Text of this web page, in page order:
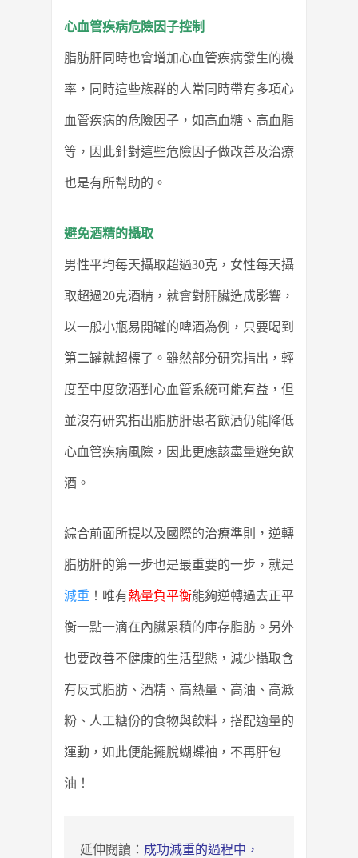
心血管疾病危險因子控制
脂肪肝同時也會增加心血管疾病發生的機
率，同時這些族群的人常同時帶有多項心
血管疾病的危險因子，如高血糖、高血脂
等，因此針對這些危險因子做改善及治療
也是有所幫助的。
避免酒精的攝取
男性平均每天攝取超過30克，女性每天攝
取超過20克酒精，就會對肝臟造成影響，
以一般小瓶易開罐的啤酒為例，只要喝到
第二罐就超標了。雖然部分研究指出，輕
度至中度飲酒對心血管系統可能有益，但
並沒有研究指出脂肪肝患者飲酒仍能降低
心血管疾病風險，因此更應該盡量避免飲
酒。
綜合前面所提以及國際的治療準則，逆轉
脂肪肝的第一步也是最重要的一步，就是
減重 ！唯有熱量負平衡能夠逆轉過去正平
衡一點一滴在內臟累積的庫存脂肪。另外
也要改善不健康的生活型態，減少攝取含
有反式脂肪、酒精、高熱量、高油、高澱
粉、人工糖份的食物與飲料，搭配適量的
運動，如此便能擺脫蝴蝶袖，不再肝包
油！
延伸閱讀： 成功減重的過程中，